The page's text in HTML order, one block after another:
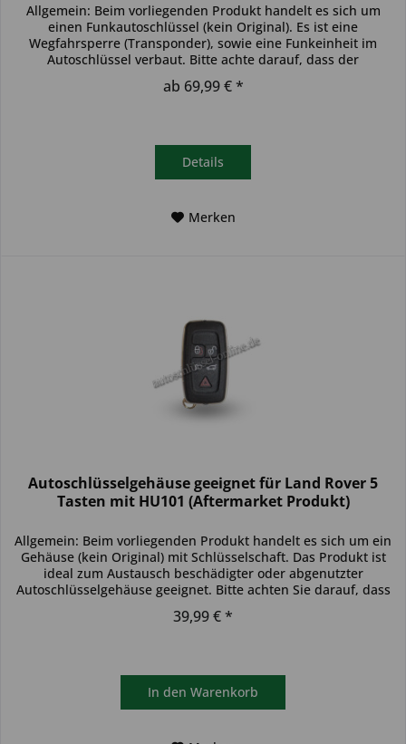
Allgemein: Beim vorliegenden Produkt handelt es sich um
einen Funkautoschlüssel (kein Original). Es ist eine
Wegfahrsperre (Transponder), sowie eine Funkeinheit im
Autoschlüssel verbaut. Bitte achte darauf, dass der
ab 69,99 € *
Details
Merken
Autoschlüsselgehäuse geeignet für Land Rover 5
Tasten mit HU101 (Aftermarket Produkt)
Allgemein: Beim vorliegenden Produkt handelt es sich um ein
Gehäuse (kein Original) mit Schlüsselschaft. Das Produkt ist
ideal zum Austausch beschädigter oder abgenutzter
Autoschlüsselgehäuse geeignet. Bitte achten Sie darauf, dass
39,99 € *
In den Warenkorb